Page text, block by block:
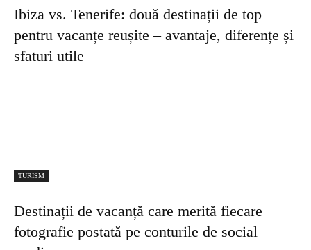
Salvați numele meu, adresa de e-mail și site-ul web în acest browser
pentru data viitoare i comentariu.